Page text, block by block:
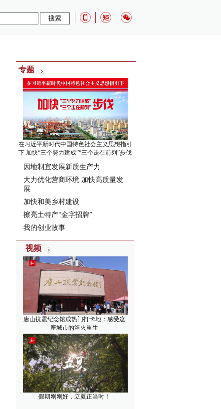
专题
在习近平新时代中国特色社会主义思想指引
下 加快“三个努力建成”“三个走在前列”步伐
因地制宜发展新质生产力
大力优化营商环境 加快高质量发
展
加快和美乡村建设
擦亮土特产“金字招牌”
我的创业故事
视频
唐山抗震纪念馆成热门打卡地：感受这
座城市的浴火重生
假期刚刚好，立夏正当时！